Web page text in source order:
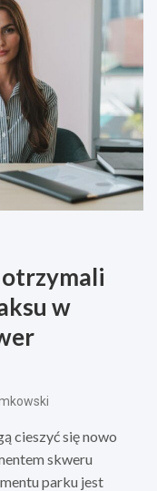
w
cieszyć się nowo
skweru
parku jest